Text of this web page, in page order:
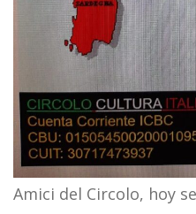
Amici del Circolo, hoy